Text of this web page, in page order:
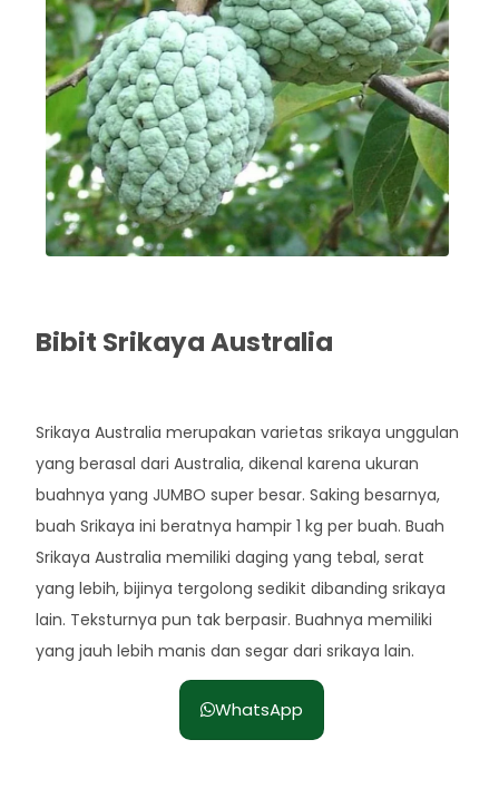
Bibit Srikaya Australia
Srikaya Australia merupakan varietas srikaya unggulan
yang berasal dari Australia, dikenal karena ukuran
buahnya yang JUMBO super besar. Saking besarnya,
buah Srikaya ini beratnya hampir 1 kg per buah. Buah
Srikaya Australia memiliki daging yang tebal, serat
yang lebih, bijinya tergolong sedikit dibanding srikaya
lain. Teksturnya pun tak berpasir. Buahnya memiliki
yang jauh lebih manis dan segar dari srikaya lain.
WhatsApp